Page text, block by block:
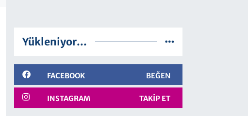
Yükleniyor...
FACEBOOK BEĞEN
INSTAGRAM TAKIP ET